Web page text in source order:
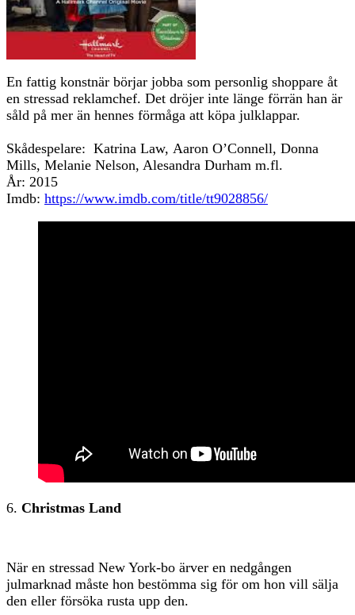
En fattig konstnär börjar jobba som personlig shoppare åt
en stressad reklamchef. Det dröjer inte länge förrän han är
såld på mer än hennes förmåga att köpa julklappar.
Skådespelare: Katrina Law, Aaron O’Connell, Donna
Mills, Melanie Nelson, Alesandra Durham m.fl.
År: 2015
Imdb: https://www.imdb.com/title/tt9028856/
6. Christmas Land
När en stressad New York-bo ärver en nedgången
julmarknad måste hon bestömma sig för om hon vill sälja
den eller försöka rusta upp den.